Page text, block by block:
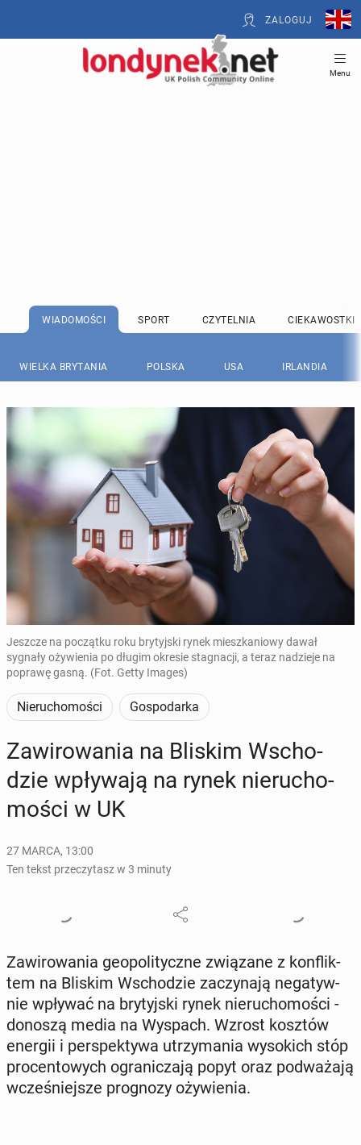
ZALOGUJ
Menu
WIADOMOŚCI SPORT CZYTELNIA CIEKAWOSTKI
WIELKA BRYTANIA POLSKA USA IRLANDIA
Jeszcze na początku roku brytyjski rynek mieszkaniowy dawał
sygnały ożywienia po długim okresie stagnacji, a teraz nadzieje na
poprawę gasną. (Fot. Getty Images)
Nieruchomości Gospodarka
Za­wi­ro­wa­nia na Bliskim Wscho­
dzie wpły­wa­ją na rynek nie­ru­cho­
mo­ści w UK
27 MARCA, 13:00
Ten tekst przeczytasz w 3 minuty
Za­wi­ro­wa­nia geo­po­li­tycz­ne zwią­za­ne z kon­flik­
tem na Bliskim Wscho­dzie za­czy­na­ją ne­ga­tyw­
nie wpływać na bry­tyj­ski rynek nie­ru­cho­mo­ści -
donoszą media na Wyspach. Wzrost kosztów
energii i per­spek­ty­wa utrzy­ma­nia wy­so­kich stóp
pro­cen­to­wych ogra­ni­cza­ją popyt oraz pod­wa­ża­ją
wcze­śniej­sze pro­gno­zy oży­wie­nia.